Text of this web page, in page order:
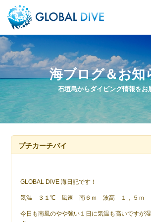
石垣島からダイビング情報をお
海ブログ＆お知
プチカーチバイ
GLOBAL DIVE 海日記です！
気温 ３１℃ 風速 南６ｍ 波高 １，５ｍ
今日も南風のやや強い１日に気温も高いですが